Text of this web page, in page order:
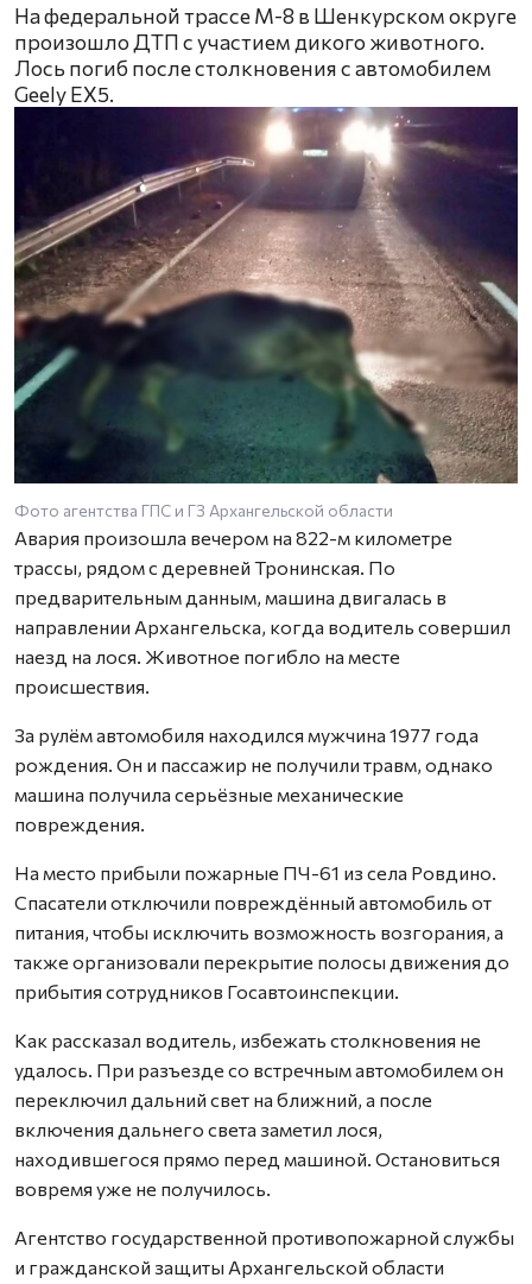
На федеральной трассе М-8 в Шенкурском округе
произошло ДТП с участием дикого животного.
Лось погиб после столкновения с автомобилем
Geely EX5.
Фото агентства ГПС и ГЗ Архангельской области
Авария произошла вечером на 822-м километре
трассы, рядом с деревней Тронинская. По
предварительным данным, машина двигалась в
направлении Архангельска, когда водитель совершил
наезд на лося. Животное погибло на месте
происшествия.
За рулём автомобиля находился мужчина 1977 года
рождения. Он и пассажир не получили травм, однако
машина получила серьёзные механические
повреждения.
На место прибыли пожарные ПЧ-61 из села Ровдино.
Спасатели отключили повреждённый автомобиль от
питания, чтобы исключить возможность возгорания, а
также организовали перекрытие полосы движения до
прибытия сотрудников Госавтоинспекции.
Как рассказал водитель, избежать столкновения не
удалось. При разъезде со встречным автомобилем он
переключил дальний свет на ближний, а после
включения дальнего света заметил лося,
находившегося прямо перед машиной. Остановиться
вовремя уже не получилось.
Агентство государственной противопожарной службы
и гражданской защиты Архангельской области